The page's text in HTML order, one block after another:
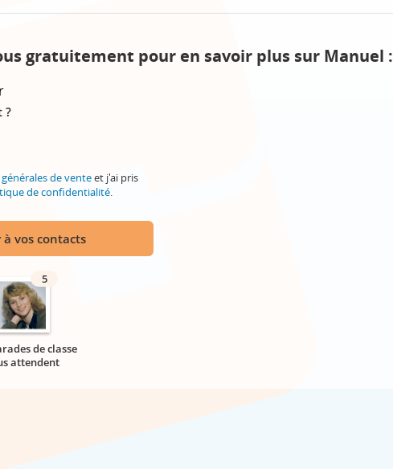
gratuitement pour en savoir plus sur Manuel :
?
de venteet j'ai pris
de confidentialité.
vos contacts
5
de classe
attendent